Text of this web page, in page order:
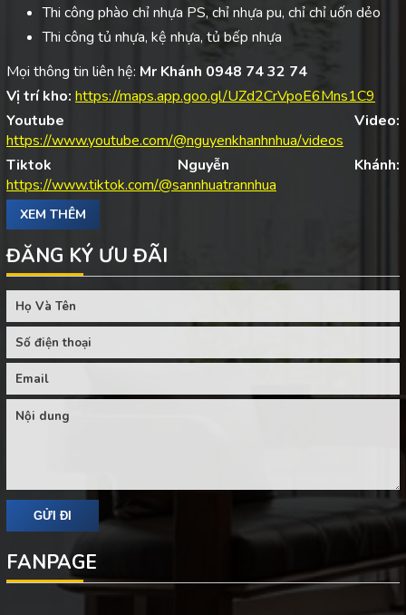
Thi công phào chỉ nhựa PS, chỉ nhựa pu, chỉ chỉ uốn dẻo
Thi công tủ nhựa, kệ nhựa, tủ bếp nhựa
Mọi thông tin liên hệ: Mr Khánh 0948 74 32 74
Vị trí kho: https://maps.app.goo.gl/UZd2CrVpoE6Mns1C9
Youtube Video:
https://www.youtube.com/@nguyenkhanhnhua/videos
Tiktok Nguyễn Khánh:
https://www.tiktok.com/@sannhuatrannhua
XEM THÊM
ĐĂNG KÝ ƯU ĐÃI
FANPAGE